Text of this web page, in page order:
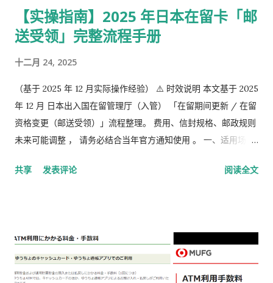
【实操指南】2025 年日本在留卡「邮
送受领」完整流程手册
十二月 24, 2025
（基于 2025 年 12 月实际操作经验） ⚠️ 时效说明 本文基于 2025
年 12 月 日本出入国在留管理厅（入管） 「在留期间更新 / 在留
资格变更（邮送受领）」流程整理。 费用、信封规格、邮政规则
未来可能调整 ， 请务必结合当年官方通知使用 。 一、适用场景
完了，请邮寄材料 」的邮件 选择 邮送方式领取新在留卡 需要自
载 PDF（不是费用说明页） 👉
https://www.moj.go.jp/isa/content/930002833.pdf 打印后
填写： 右上角： 申请受理编号 右下角： 本人姓名 在指定的「収
共享 发表评论 阅读全文